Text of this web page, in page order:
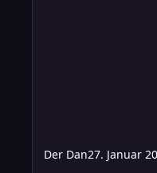
Der Dan27. Januar